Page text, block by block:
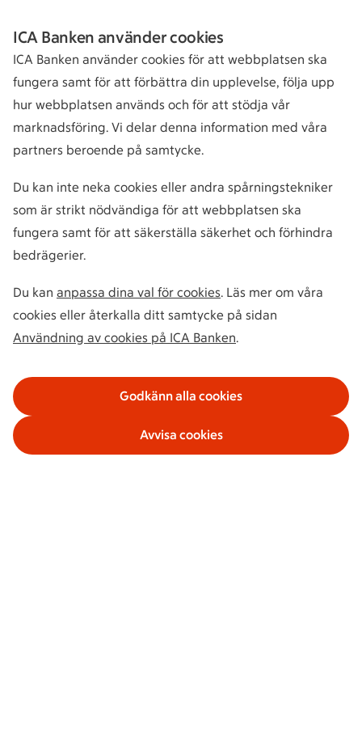
ICA Banken använder cookies
ICA Banken använder cookies för att webbplatsen ska
fungera samt för att förbättra din upplevelse, följa upp
hur webbplatsen används och för att stödja vår
marknadsföring. Vi delar denna information med våra
partners beroende på samtycke.
Du kan inte neka cookies eller andra spårningstekniker
som är strikt nödvändiga för att webbplatsen ska
fungera samt för att säkerställa säkerhet och förhindra
bedrägerier.
Du kan anpassa dina val för cookies. Läs mer om våra
cookies eller återkalla ditt samtycke på sidan
Användning av cookies på ICA Banken.
Godkänn alla cookies
Avvisa cookies